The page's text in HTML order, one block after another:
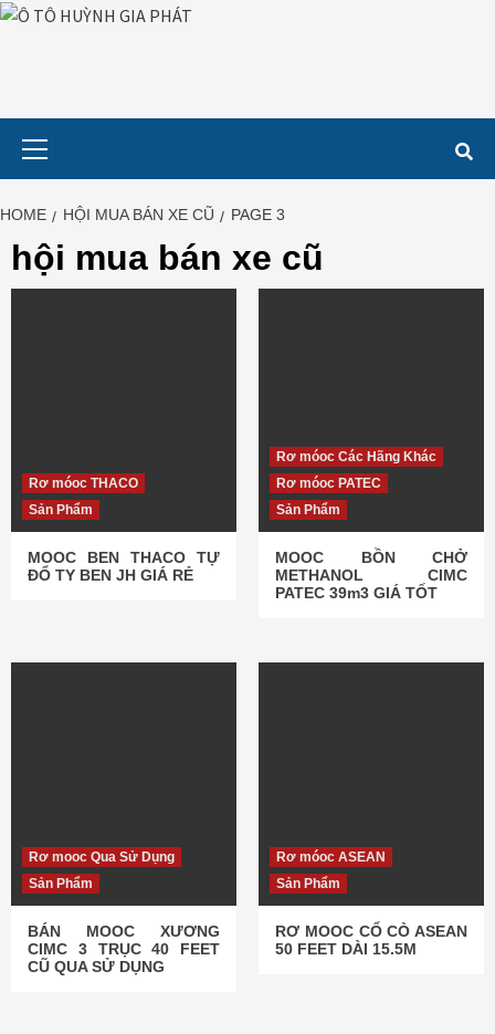
HOME HỘI MUA BÁN XE CŨ PAGE 3
hội mua bán xe cũ
Rơ móoc THACO
Sản Phẩm
MOOC BEN THACO TỰ
ĐỔ TY BEN JH GIÁ RẺ
Rơ móoc Các Hãng Khác
Rơ móoc PATEC
Sản Phẩm
MOOC BỒN CHỞ
METHANOL CIMC
PATEC 39m3 GIÁ TỐT
Rơ mooc Qua Sử Dụng
Sản Phẩm
BÁN MOOC XƯƠNG
CIMC 3 TRỤC 40 FEET
CŨ QUA SỬ DỤNG
Rơ móoc ASEAN
Sản Phẩm
RƠ MOOC CỔ CÒ ASEAN
50 FEET DÀI 15.5M